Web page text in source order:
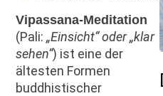
Vipassana-Meditation
(Pali:„Einsicht“ oder „klar
sehen“) ist eine der
ältesten Formen
buddhistischer